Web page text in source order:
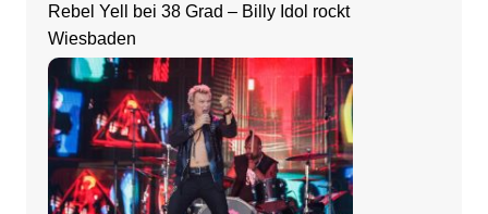
Rebel Yell bei 38 Grad – Billy Idol rockt
Wiesbaden